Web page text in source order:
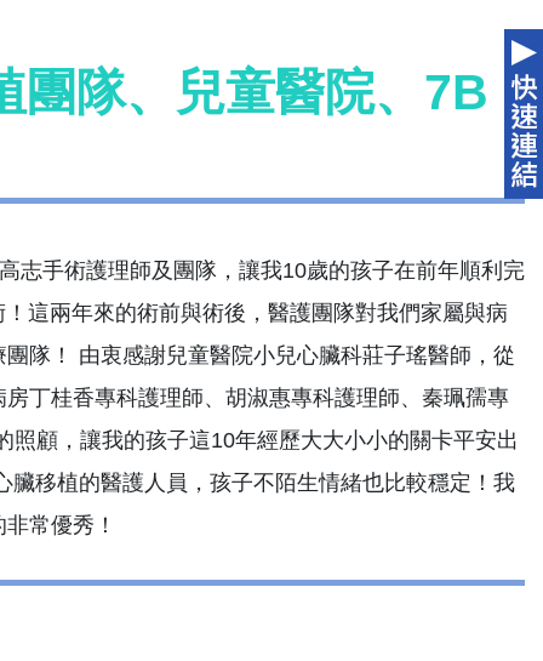
團隊、兒童醫院、7B
志手術護理師及團隊，讓我10歲的孩子在前年順利完
這兩年來的術前與術後，醫護團隊對我們家屬與病
隊！ 由衷感謝兒童醫院小兒心臟科莊子瑤醫師，從
丁桂香專科護理師、胡淑惠專科護理師、秦珮孺專
顧，讓我的孩子這10年經歷大大小小的關卡平安出
移植的醫護人員，孩子不陌生情緒也比較穩定！我
常優秀！